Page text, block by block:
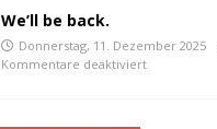
We’ll be back.
Donnerstag, 11. Dezember 2025
Kommentare deaktiviert